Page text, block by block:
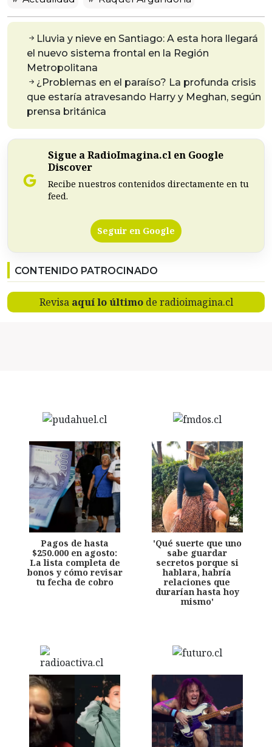
Lluvia y nieve en Santiago: A esta hora llegará
el nuevo sistema frontal en la Región
Metropolitana
¿Problemas en el paraíso? La profunda crisis
que estaría atravesando Harry y Meghan, según
prensa británica
Sigue a RadioImagina.cl en Google
Discover
Recibe nuestros contenidos directamente en tu
feed.
Seguir en Google
CONTENIDO PATROCINADO
Revisa aquí lo últimode radioimagina.cl
Pagos de hasta
$250.000 en agosto:
La lista completa de
bonos y cómo revisar
tu fecha de cobro
'Qué suerte que uno
sabe guardar
secretos porque si
hablara, habría
relaciones que
durarían hasta hoy
mismo'